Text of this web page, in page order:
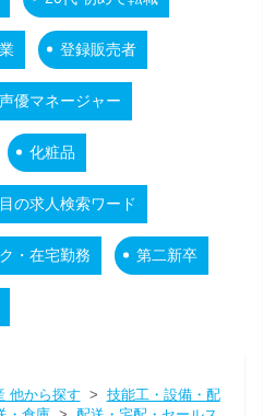
登録販売者
声優マネージャー
化粧品
の求人検索ワード
・在宅勤務 第二新卒
他から探す > 技能工・設備・配